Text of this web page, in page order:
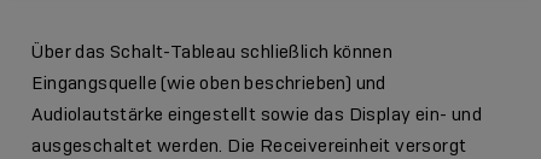
Über das Schalt-Tableau schließlich können
Eingangsquelle (wie oben beschrieben) und
Audiolautstärke eingestellt sowie das Display ein- und
ausgeschaltet werden. Die Receivereinheit versorgt